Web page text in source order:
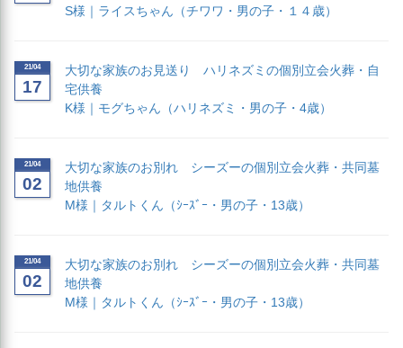
S様｜ライスちゃん（チワワ・男の子・１４歳）
21/04
17
大切な家族のお見送り ハリネズミの個別立会火葬・自
宅供養
K様｜モグちゃん（ハリネズミ・男の子・4歳）
21/04
02
大切な家族のお別れ シーズーの個別立会火葬・共同墓
地供養
M様｜タルトくん（ｼｰｽﾞｰ・男の子・13歳）
21/04
02
大切な家族のお別れ シーズーの個別立会火葬・共同墓
地供養
M様｜タルトくん（ｼｰｽﾞｰ・男の子・13歳）